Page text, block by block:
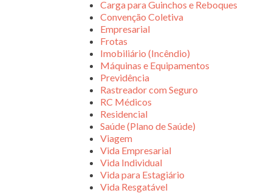
Carga para Guinchos e Reboques
Convenção Coletiva
Empresarial
Frotas
Imobiliário (Incêndio)
Máquinas e Equipamentos
Previdência
Rastreador com Seguro
RC Médicos
Residencial
Saúde (Plano de Saúde)
Viagem
Vida Empresarial
Vida Individual
Vida para Estagiário
Vida Resgatável